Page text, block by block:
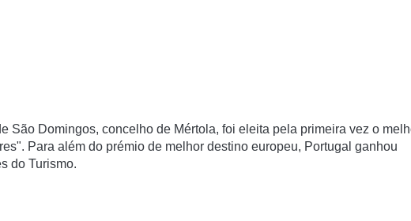
São Domingos, concelho de Mértola, foi eleita pela primeira vez o
Para além do prémio de melhor destino europeu, Portugal ganhou
do Turismo.